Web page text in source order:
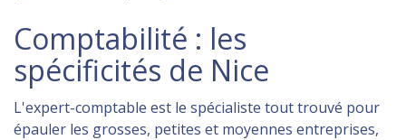
Comptabilité : les
spécificités de Nice
L'expert-comptable est le spécialiste tout trouvé pour
épauler les grosses, petites et moyennes entreprises,